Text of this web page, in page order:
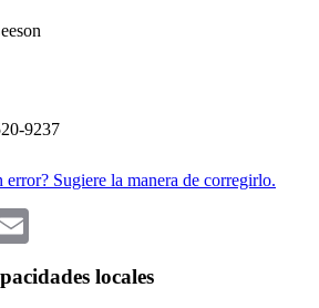
9237
error? Sugiere la manera de corregirlo.
locales